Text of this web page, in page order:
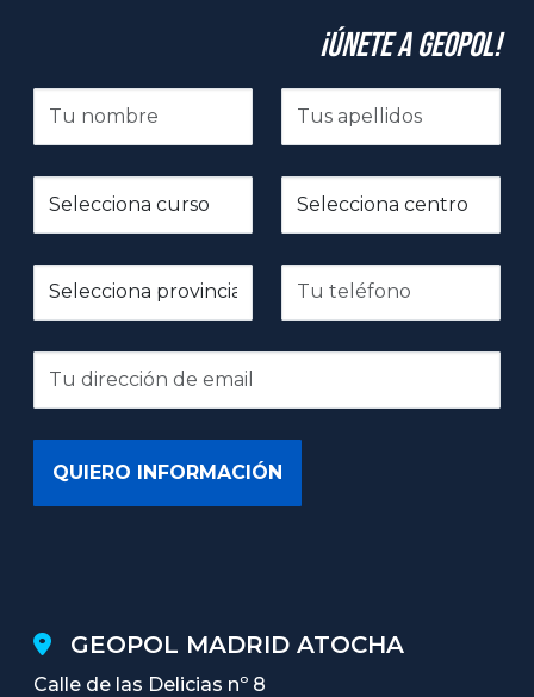
¡Únete a GeoPol!
GEOPOL MADRID ATOCHA
Calle de las Delicias nº 8